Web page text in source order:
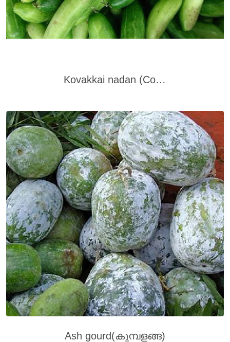
Kovakkai nadan (Coccinia Grandis)
Ash gourd(കുമ്പളങ്ങ)